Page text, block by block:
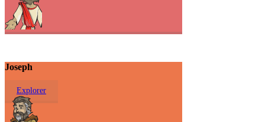
Joseph
Explorer